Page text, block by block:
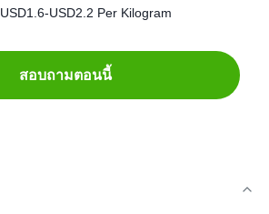
USD1.6-USD2.2 Per Kilogram
สอบถามตอนนี้